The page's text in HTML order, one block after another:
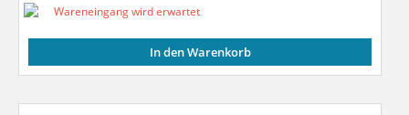
Wareneingang wird erwartet
In den Warenkorb